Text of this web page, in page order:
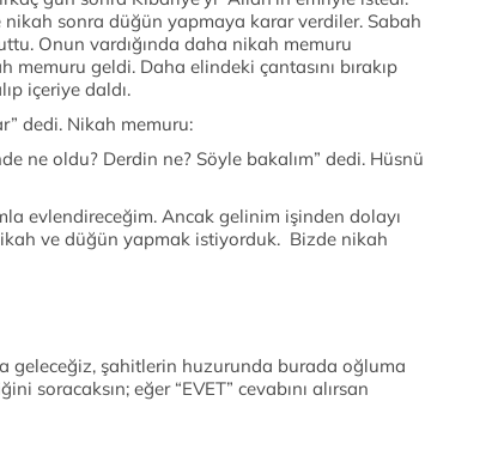
sonra düğün yapmaya karar verdiler. Sabah
Onun vardığında daha nikah memuru
geldi. Daha elindeki çantasını bırakıp
içeriye daldı.
dedi. Nikah memuru:
ne oldu? Derdin ne? Söyle bakalım” dedi. Hüsnü
evlendireceğim. Ancak gelinim işinden dolayı
ve düğün yapmak istiyorduk. Bizde nikah
geleceğiz, şahitlerin huzurunda burada oğluma
soracaksın; eğer “EVET” cevabını alırsan